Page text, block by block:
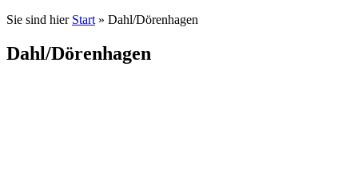
Sie sind hier Start » Dahl/Dörenhagen
Dahl/Dörenhagen